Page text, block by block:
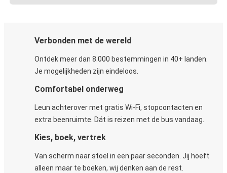
Verbonden met de wereld
Ontdek meer dan 8.000 bestemmingen in 40+ landen.
Je mogelijkheden zijn eindeloos.
Comfortabel onderweg
Leun achterover met gratis Wi-Fi, stopcontacten en
extra beenruimte. Dát is reizen met de bus vandaag.
Kies, boek, vertrek
Van scherm naar stoel in een paar seconden. Jij hoeft
alleen maar te boeken, wij denken aan de rest.